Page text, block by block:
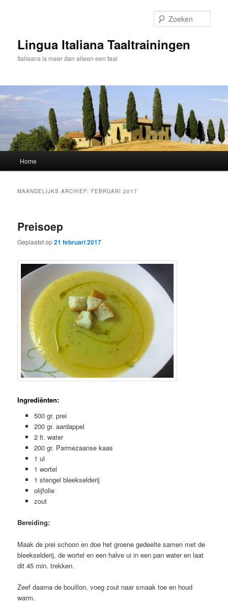
inhoud
inhoudLingua Italiana Taaltrainingen
Italiaans is meer dan alleen een taal
Home
MAANDELIJKS ARCHIEF: FEBRUARI 2017
Preisoep
Geplaatst op21 februari 2017
Ingrediënten:
500 gr. prei
200 gr. aardappel
2 lt. water
200 gr. Parmezaanse kaas
1 ui
1 wortel
1 stengel bleekselderij
olijfolie
zout
Bereiding:
Maak de prei schoon en doe het groene gedeelte samen met de
bleekselderij, de wortel en een halve ui in een pan water en laat
dit 45 min. trekken.
Zeef daarna de bouillon, voeg zout naar smaak toe en houd
warm.